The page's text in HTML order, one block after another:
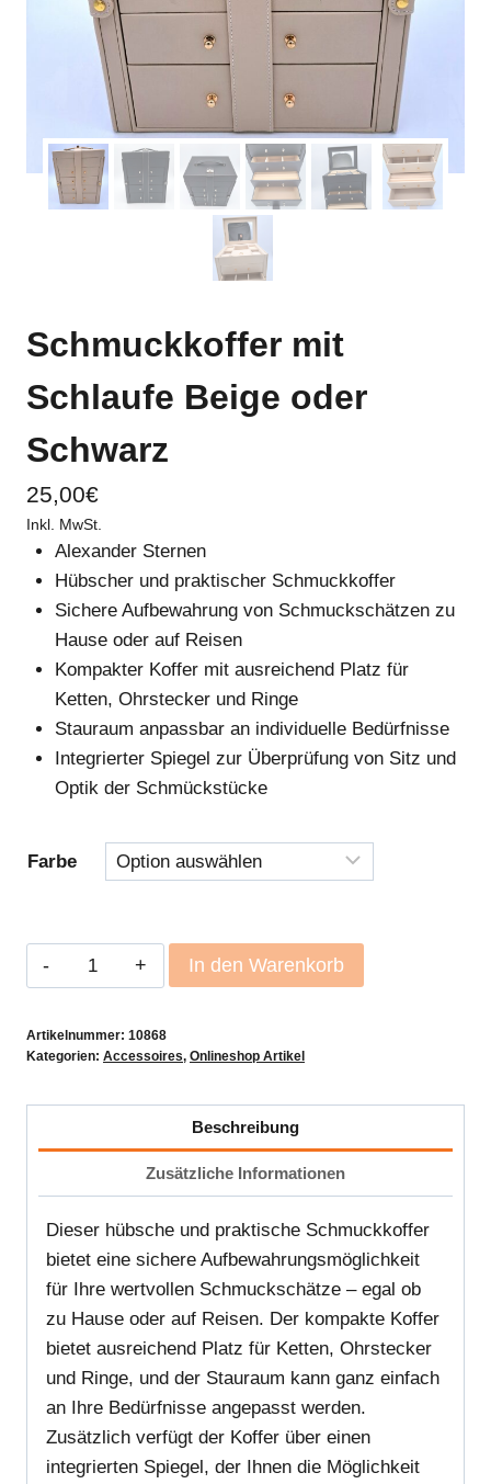
Schmuckkoffer mit
Schlaufe Beige oder
Schwarz
25,00€
Inkl. MwSt.
Alexander Sternen
Hübscher und praktischer Schmuckkoffer
Sichere Aufbewahrung von Schmuckschätzen zu
Hause oder auf Reisen
Kompakter Koffer mit ausreichend Platz für
Ketten, Ohrstecker und Ringe
Stauraum anpassbar an individuelle Bedürfnisse
Integrierter Spiegel zur Überprüfung von Sitz und
Optik der Schmückstücke
Farbe
Schmuckkoffer
mit
Beige
Schwarz
In den Warenkorb
Artikelnummer: 10868
Kategorien: Accessoires, Onlineshop Artikel
Beschreibung
Zusätzliche Informationen
Dieser hübsche und praktische Schmuckkoffer
bietet eine sichere Aufbewahrungsmöglichkeit
für Ihre wertvollen Schmuckschätze – egal ob
zu Hause oder auf Reisen. Der kompakte Koffer
bietet ausreichend Platz für Ketten, Ohrstecker
und Ringe, und der Stauraum kann ganz einfach
an Ihre Bedürfnisse angepasst werden.
Zusätzlich verfügt der Koffer über einen
integrierten Spiegel, der Ihnen die Möglichkeit